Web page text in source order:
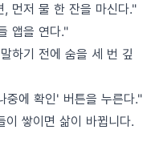
, 먼저 물 한 잔을 마신다."
앱을 연다."
하기 전에 숨을 세 번 깊
에 확인' 버튼을 누른다."
이 쌓이면 삶이 바뀝니다.